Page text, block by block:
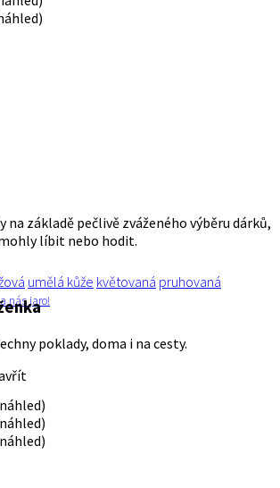
na základě pečlivě zváženého výběru dárků,
líbit nebo hodit.
umělá kůže květovaná pruhovaná
nás jaro!
poklady, doma i na cesty.